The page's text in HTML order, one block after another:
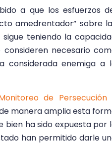
a que los esfuerzos
amedrentador” sobre
teniendo la
necesario
considerada enemiga a
de Persecución
manera amplia esta
bien ha sido expuesta por
han permitido darle